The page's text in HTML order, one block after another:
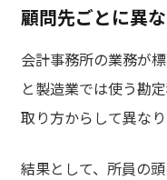
顧問先ごとに異
会計事務所の業務が
と製造業では使う勘
取り方からして異なり
結果として、所員の